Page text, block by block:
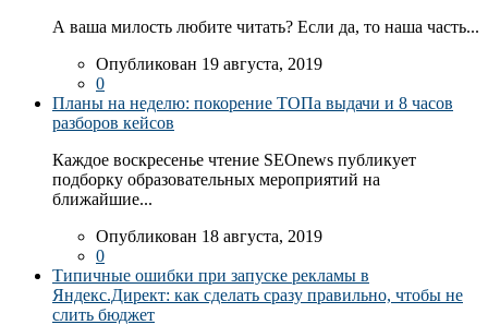
А ваша милость любите читать? Если да, то наша часть...
Опубликован 19 августа, 2019
0
Планы на неделю: покорение ТОПа выдачи и 8 часов
разборов кейсов
Каждое воскресенье чтение SEOnews публикует
подборку образовательных мероприятий на
ближайшие...
Опубликован 18 августа, 2019
0
Типичные ошибки при запуске рекламы в
Яндекс.Директ: как сделать сразу правильно, чтобы не
слить бюджет